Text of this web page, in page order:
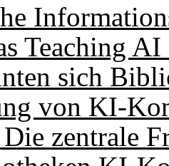
Teaching
sich
von KI-
zentrale